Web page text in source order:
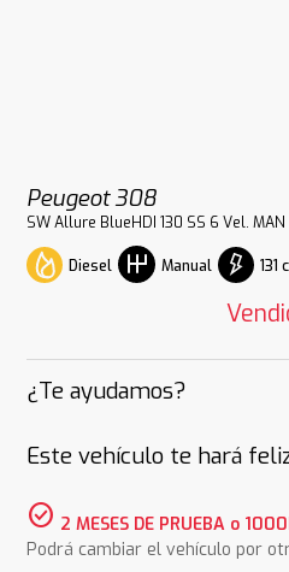
Peugeot 308
SW Allure BlueHDI 130 SS 6 Vel. MAN
Diesel Manual 131
¿Te ayudamos?
Este vehículo te hará
check_circle 2 MESES DE PRUEBA o
Podrá cambiar el vehículo por